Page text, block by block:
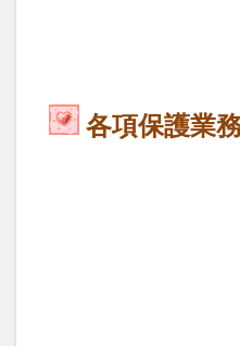
各項保護業